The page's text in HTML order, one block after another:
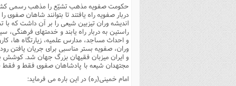
حکومت صفویه مذهب تشیّع را مذهب رسمى کشور
دربار صفویه راه یافتند تا بتوانند شاهان
اندیشه وران تیزبین شیعى را بر آن داشت که با
راستین به دربار راه یابند و خدمتهاى
و احداث مساجد، مدارس علمیه، زیارتگاه ها،
وران، صفویه بستر مناسبى براى جریان یافتن
و ایران میزبان فقیهان بزرگ جهان شد. کوشش
مجتهدان شیعه با پادشاهان صفوى فقط و فقط
امام خمینى(ره) در این باره مى فرماید: